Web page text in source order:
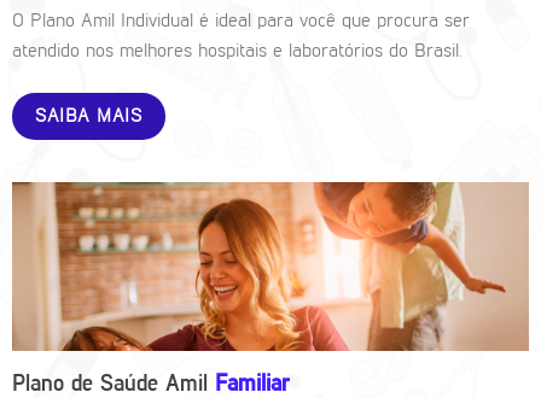
O Plano Amil Individual é ideal para você que procura ser
atendido nos melhores hospitais e laboratórios do Brasil.
SAIBA MAIS
Plano de Saúde Amil Familiar